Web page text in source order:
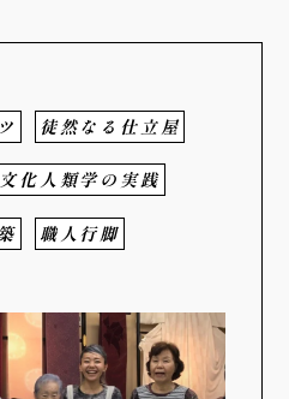
徒然なる仕立屋
化人類学の実践
職人行脚